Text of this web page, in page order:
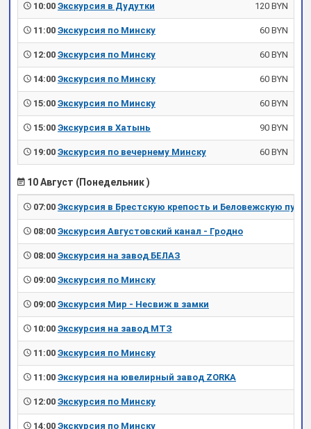
10:00 Экскурсия в Дудутки 120 BYN
11:00 Экскурсия по Минску 60 BYN
12:00 Экскурсия по Минску 60 BYN
14:00 Экскурсия по Минску 60 BYN
15:00 Экскурсия по Минску 60 BYN
15:00 Экскурсия в Хатынь 90 BYN
19:00 Экскурсия по вечернему Минску 60 BYN
10 Август (Понедельник )
07:00 Экскурсия в Брестскую крепость и Беловежскую пущу
08:00 Экскурсия Августовский канал - Гродно
08:00 Экскурсия на завод БЕЛАЗ
09:00 Экскурсия по Минску
09:00 Экскурсия Мир - Несвиж в замки
10:00 Экскурсия на завод МТЗ
11:00 Экскурсия по Минску
11:00 Экскурсия на ювелирный завод ZORKA
12:00 Экскурсия по Минску
14:00 Экскурсия по Минску